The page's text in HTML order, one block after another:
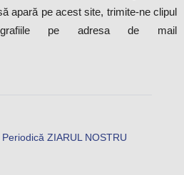
apară pe acest site, trimite-ne clipul
pe adresa de mail